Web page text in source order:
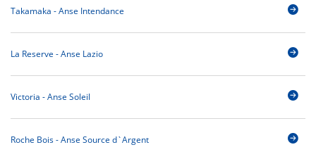
Takamaka - Anse Intendance
La Reserve - Anse Lazio
Victoria - Anse Soleil
Roche Bois - Anse Source d`Argent